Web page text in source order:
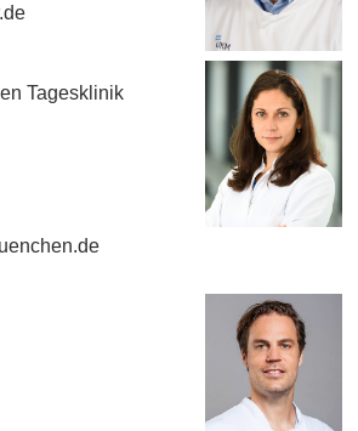
Tagesklinik